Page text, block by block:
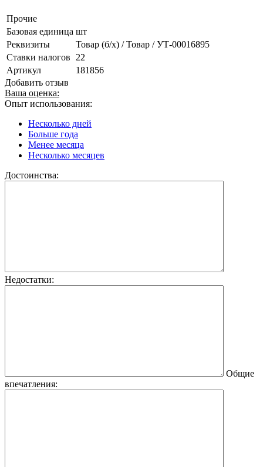
Прочие
Базовая единица шт
Реквизиты
Товар (б/х) / Товар / УТ-00016895
Ставки налогов
22
Артикул
181856
Добавить отзыв
Ваша оценка:
Опыт использования:
Несколько дней
Больше года
Менее месяца
Несколько месяцев
Достоинства:
Недостатки:
Общие
впечатления: